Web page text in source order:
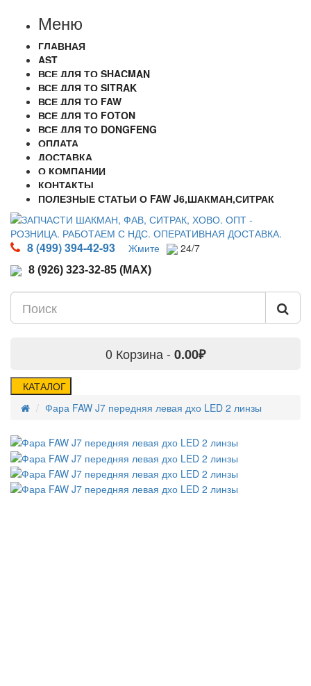
Меню
ГЛАВНАЯ
AST
ВСЕ ДЛЯ ТО SHACMAN
ВСЕ ДЛЯ ТО SITRAK
ВСЕ ДЛЯ ТО FAW
ВСЕ ДЛЯ ТО FOTON
ВСЕ ДЛЯ ТО DONGFENG
ОПЛАТА
ДОСТАВКА
О КОМПАНИИ
КОНТАКТЫ
ПОЛЕЗНЫЕ СТАТЬИ О FAW J6,ШАКМАН,СИТРАК
8 (499) 394-42-93 Жмите 24/7
8 (926) 323-32-85 (MAX)
0 Корзина - 0.00₽
КАТАЛОГ
Фара FAW J7 передняя левая дхо LED 2 линзы